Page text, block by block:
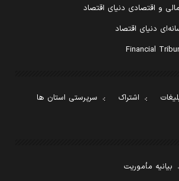
و اقتصادی دنیای اقتصاد
دنیای اقتصاد
اشتراک
سرپرستی استان ها
بیانیه مأموریت